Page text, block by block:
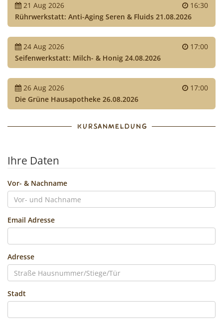
21 Aug 2026
16:30
Rührwerkstatt: Anti-Aging Seren & Fluids 21.08.2026
24 Aug 2026
17:00
Seifenwerkstatt: Milch- & Honig 24.08.2026
26 Aug 2026
17:00
Die Grüne Hausapotheke 26.08.2026
KURSANMELDUNG
Ihre Daten
Vor- & Nachname
Email Adresse
Adresse
Stadt